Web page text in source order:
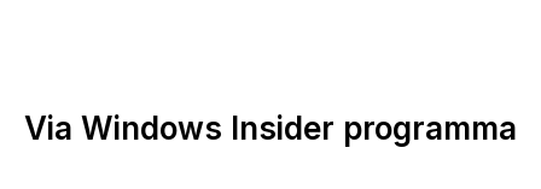
Via Windows Insider programma